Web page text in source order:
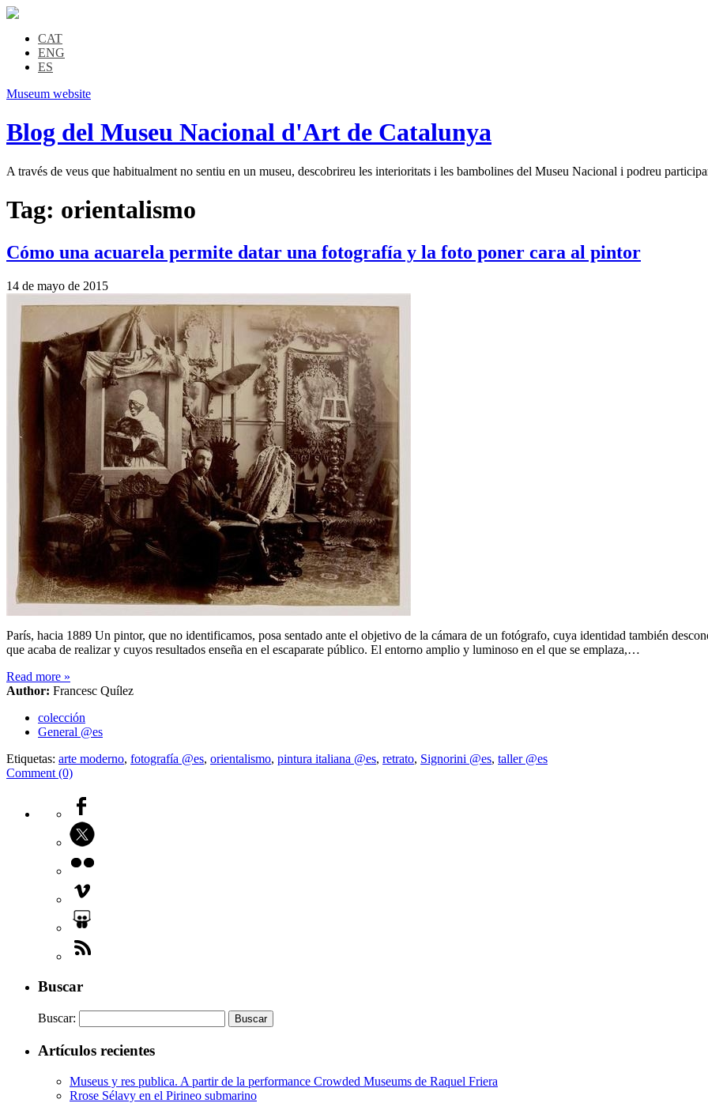
CAT
ENG
ES
Museum website
Blog del Museu Nacional d'Art de Catalunya
A través de veus que habitualment no sentiu en un museu, descobrireu les interioritats i les bambolines del Museu Nacional i podreu
Tag: orientalismo
Cómo una acuarela permite datar una fotografía y la foto poner cara al pintor
14 de mayo de 2015
París, hacia 1889 Un pintor, que no identificamos, posa sentado ante el objetivo de la cámara de un fotógrafo, cuya identidad también
que acaba de realizar y cuyos resultados enseña en el escaparate público. El entorno amplio y luminoso en el que se emplaza,…
Read more »
Author: Francesc Quílez
colección
General @es
Etiquetas: arte moderno, fotografía @es, orientalismo, pintura italiana @es, retrato, Signorini @es, taller @es
Comment (0)
Buscar
Buscar:
Artículos recientes
Museus y res publica. A partir de la performance Crowded Museums de Raquel Friera
Rrose Sélavy en el Pirineo submarino